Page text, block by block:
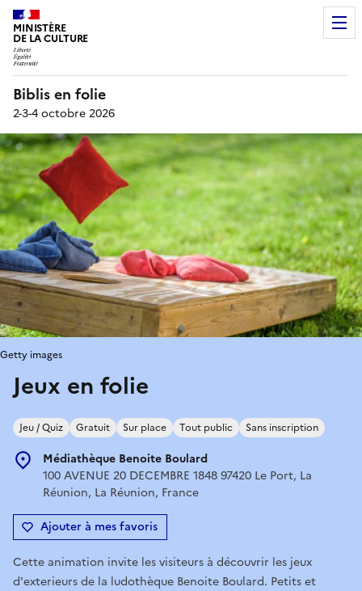
MINISTÈRE
DE LA CULTURE
Biblis en folie
2-3-4 octobre 2026
Jeux en folie
Jeu / Quiz Gratuit Sur place Tout public Sans inscription
Médiathèque Benoite Boulard
100 AVENUE 20 DECEMBRE 1848 97420 Le Port, La
Réunion, La Réunion, France
Ajouter à mes favoris
Getty images
Cette animation invite les visiteurs à découvrir les jeux
d'exterieurs de la ludothèque Benoite Boulard. Petits et